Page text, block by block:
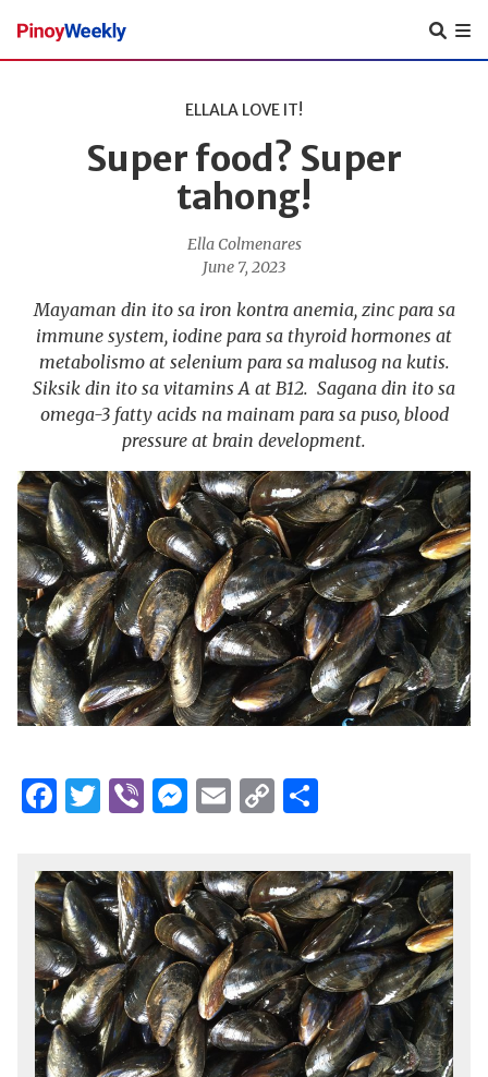
Pinoy
Weekly
ELLALA LOVE IT!
Super food? Super
tahong!
Ella Colmenares
June 7, 2023
Mayaman din ito sa iron kontra anemia, zinc para sa
immune system, iodine para sa thyroid hormones at
metabolismo at selenium para sa malusog na kutis.
Siksik din ito sa vitamins A at B12. Sagana din ito sa
omega-3 fatty acids na mainam para sa puso, blood
pressure at brain development.
Facebook
Twitter
ViberMessenger
Email
Copy